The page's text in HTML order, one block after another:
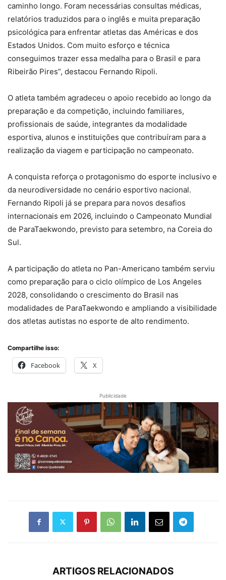
caminho longo. Foram necessárias consultas médicas,
relatórios traduzidos para o inglês e muita preparação
psicológica para enfrentar atletas das Américas e dos
Estados Unidos. Com muito esforço e técnica
conseguimos trazer essa medalha para o Brasil e para
Ribeirão Pires”, destacou Fernando Ripoli.
O atleta também agradeceu o apoio recebido ao longo da
preparação e da competição, incluindo familiares,
profissionais de saúde, integrantes da modalidade
esportiva, alunos e instituições que contribuíram para a
realização da viagem e participação no campeonato.
A conquista reforça o protagonismo do esporte inclusivo e
da neurodiversidade no cenário esportivo nacional.
Fernando Ripoli já se prepara para novos desafios
internacionais em 2026, incluindo o Campeonato Mundial
de ParaTaekwondo, previsto para setembro, na Coreia do
Sul.
A participação do atleta no Pan-Americano também serviu
como preparação para o ciclo olímpico de Los Angeles
2028, consolidando o crescimento do Brasil nas
modalidades de ParaTaekwondo e ampliando a visibilidade
dos atletas autistas no esporte de alto rendimento.
Compartilhe isso:
Facebook X
Publicidade
ARTIGOS RELACIONADOS